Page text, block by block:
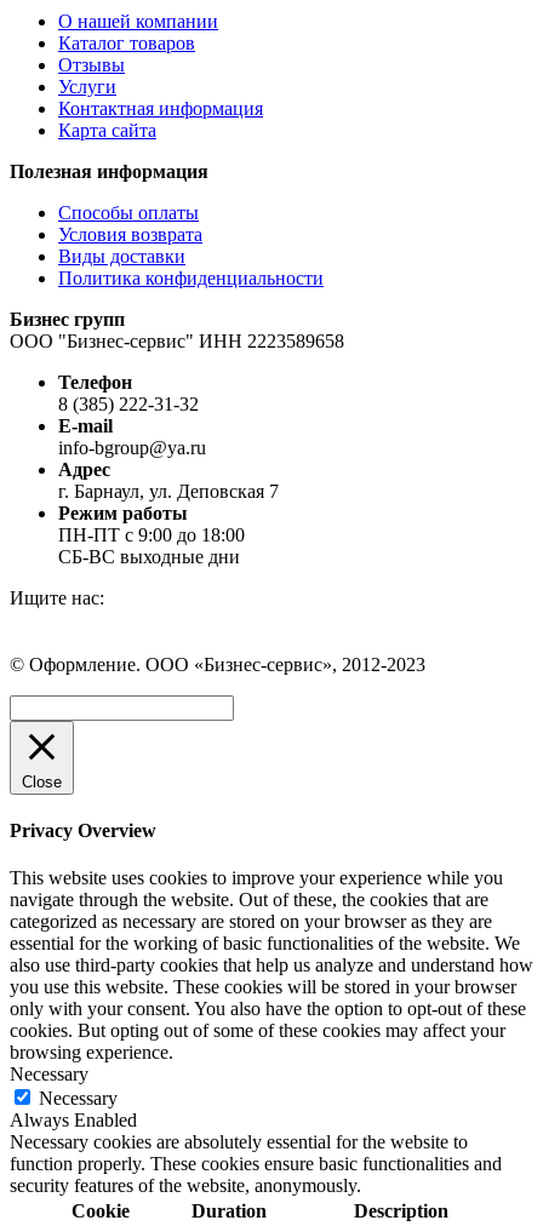
О нашей компании
Каталог товаров
Отзывы
Услуги
Контактная информация
Карта сайта
Полезная информация
Способы оплаты
Условия возврата
Виды доставки
Политика конфиденциальности
Бизнес групп
ООО "Бизнес-сервис" ИНН 2223589658
Телефон
8 (385) 222-31-32
E-mail
info-bgroup@ya.ru
Адрес
г. Барнаул, ул. Деповская 7
Режим работы
ПН-ПТ с 9:00 до 18:00
СБ-ВС выходные дни
Ищите нас:
Вконтакте
открывается
в
новом
окне
WhatsApp
открывается
в
новом
окне
Telegram
открывается
в
новом
окне
© Оформление. ООО «Бизнес-сервис», 2012-2023
Close
Privacy Overview
This website uses cookies to improve your experience while you
navigate through the website. Out of these, the cookies that are
categorized as necessary are stored on your browser as they are
essential for the working of basic functionalities of the website. We
also use third-party cookies that help us analyze and understand how
you use this website. These cookies will be stored in your browser
only with your consent. You also have the option to opt-out of these
cookies. But opting out of some of these cookies may affect your
browsing experience.
Necessary
Necessary
Always Enabled
Necessary cookies are absolutely essential for the website to
function properly. These cookies ensure basic functionalities and
security features of the website, anonymously.
Cookie
Duration Description